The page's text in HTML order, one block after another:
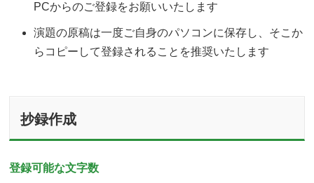
PCからのご登録をお願いいたします
演題の原稿は一度ご自身のパソコンに保存し、そこか
らコピーして登録されることを推奨いたします
抄録作成
登録可能な文字数